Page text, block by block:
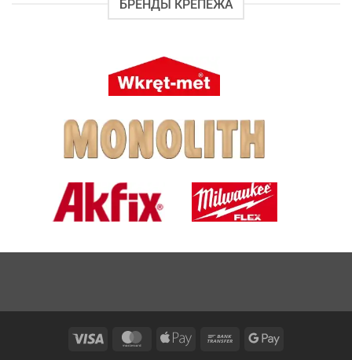
БРЕНДЫ КРЕПЕЖА
Visa MasterCardApple
Bank
Google